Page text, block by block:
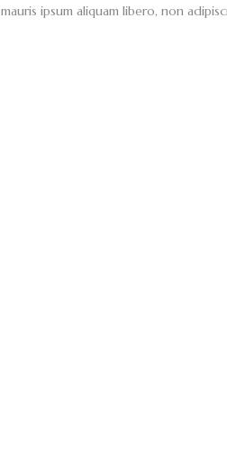
mauris ipsum aliquam libero, non